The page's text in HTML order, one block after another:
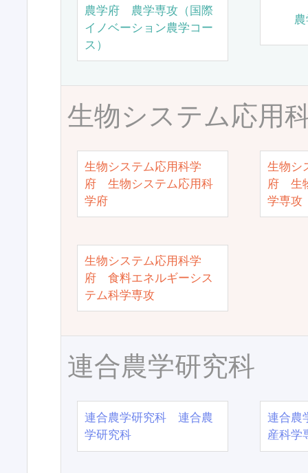
農学府 農学専攻（国際
イノベーション農学コー
ス）
生物システム応用
生物システム応用科学
府 生物システム応用科
学府
生物シ
府 生
学専攻
生物システム応用科学
府 食料エネルギーシス
テム科学専攻
連合農学研究科
連合農学研究科 連合農
学研究科
連合農
産科学